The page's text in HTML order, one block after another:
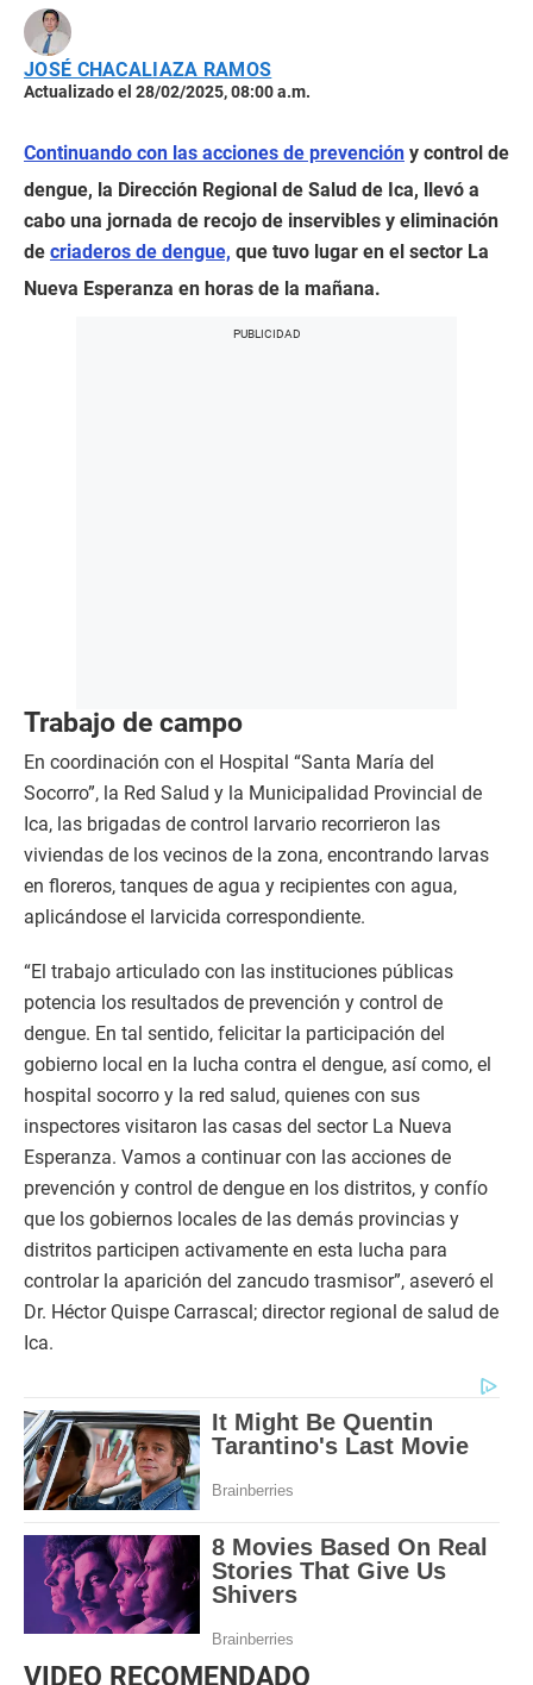
JOSÉ CHACALIAZA RAMOS
Actualizado el 28/02/2025, 08:00 a.m.
Continuando con las acciones de prevención y control de
dengue, la Dirección Regional de Salud de Ica, llevó a
cabo una jornada de recojo de inservibles y eliminación
de criaderos de dengue, que tuvo lugar en el sector La
Nueva Esperanza en horas de la mañana.
Trabajo de campo
En coordinación con el Hospital “Santa María del
Socorro”, la Red Salud y la Municipalidad Provincial de
Ica, las brigadas de control larvario recorrieron las
viviendas de los vecinos de la zona, encontrando larvas
en floreros, tanques de agua y recipientes con agua,
aplicándose el larvicida correspondiente.
“El trabajo articulado con las instituciones públicas
potencia los resultados de prevención y control de
dengue. En tal sentido, felicitar la participación del
gobierno local en la lucha contra el dengue, así como, el
hospital socorro y la red salud, quienes con sus
inspectores visitaron las casas del sector La Nueva
Esperanza. Vamos a continuar con las acciones de
prevención y control de dengue en los distritos, y confío
que los gobiernos locales de las demás provincias y
distritos participen activamente en esta lucha para
controlar la aparición del zancudo trasmisor”, aseveró el
Dr. Héctor Quispe Carrascal; director regional de salud de
Ica.
VIDEO RECOMENDADO